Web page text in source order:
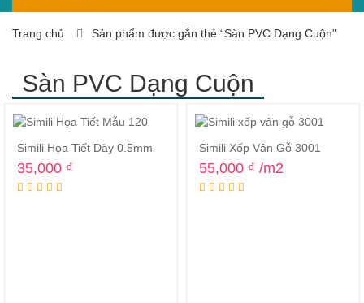
Trang chủ Sản phẩm được gắn thẻ “Sàn PVC Dạng Cuộn”
Sàn PVC Dạng Cuộn
Simili Họa Tiết Dày 0.5mm
35,000 ₫
Simili Xốp Vân Gỗ 3001
55,000 ₫ /m2